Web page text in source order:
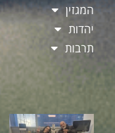
המגזין
יהדות
תרבות